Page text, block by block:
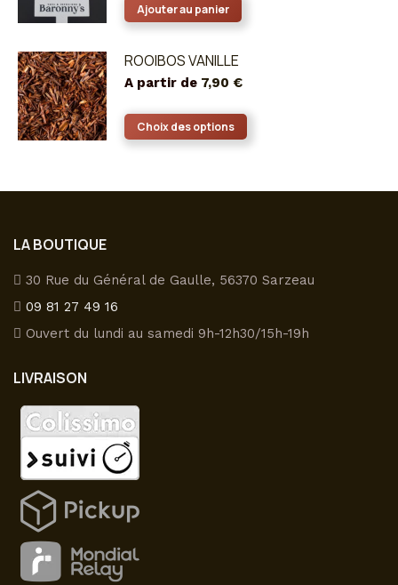
Ajouter au panier
ROOIBOS VANILLE
A partir de 7,90 €
Choix des options
produit
plusieurs
peuvent
choisies
LA BOUTIQUE
30 Rue du Général de Gaulle, 56370 Sarzeau
09 81 27 49 16
Ouvert du lundi au samedi 9h-12h30/15h-19h
LIVRAISON